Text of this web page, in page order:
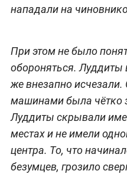
нападали на
При этом не было
обороняться. Луддиты
же внезапно
машинами была чётко
Луддиты скрывали
местах и не имели
центра. То, что
безумцев, грозило